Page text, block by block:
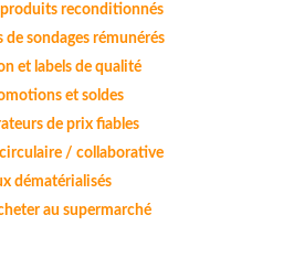
produits reconditionnés
de sondages rémunérés
et labels de qualité
et soldes
de prix fiables
/ collaborative
dématérialisés
au supermarché